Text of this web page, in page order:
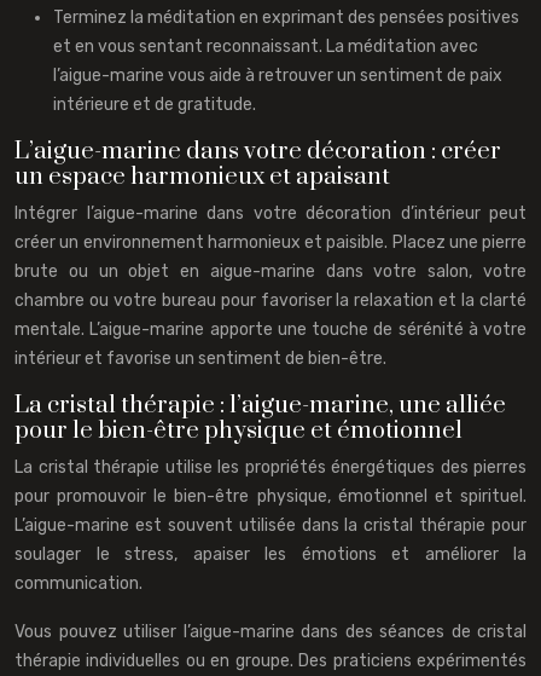
Terminez la méditation en exprimant des pensées positives
et en vous sentant reconnaissant. La méditation avec
l’aigue-marine vous aide à retrouver un sentiment de paix
intérieure et de gratitude.
L’aigue-marine dans votre décoration : créer
un espace harmonieux et apaisant
Intégrer l’aigue-marine dans votre décoration d’intérieur peut
créer un environnement harmonieux et paisible. Placez une pierre
brute ou un objet en aigue-marine dans votre salon, votre
chambre ou votre bureau pour favoriser la relaxation et la clarté
mentale. L’aigue-marine apporte une touche de sérénité à votre
intérieur et favorise un sentiment de bien-être.
La cristal thérapie : l’aigue-marine, une alliée
pour le bien-être physique et émotionnel
La cristal thérapie utilise les propriétés énergétiques des pierres
pour promouvoir le bien-être physique, émotionnel et spirituel.
L’aigue-marine est souvent utilisée dans la cristal thérapie pour
soulager le stress, apaiser les émotions et améliorer la
communication.
Vous pouvez utiliser l’aigue-marine dans des séances de cristal
thérapie individuelles ou en groupe. Des praticiens expérimentés